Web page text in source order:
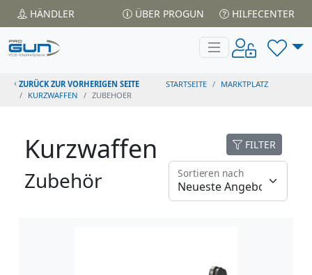
HÄNDLER ÜBER PROGUN HILFECENTER
ZURÜCK ZUR VORHERIGEN SEITE STARTSEITE
MARKTPLATZ
KURZWAFFEN
ZUBEHOER
Kurzwaffen
Zubehör
FILTER
Sortieren nach